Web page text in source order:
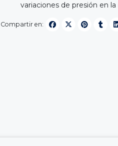
variaciones de presión en la
Compartir en: